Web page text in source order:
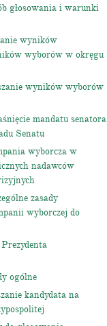
głosowania i warunki
wyników
wyborów w okręgu
wyników wyborów
mandatu senatora
Senatu
wyborcza w
nadawców
zasady
wyborczej do
ogólne
kandydata na